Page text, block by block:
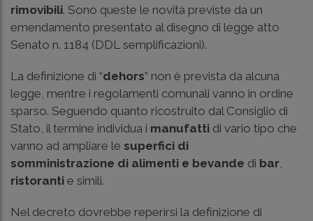
rimovibili. Sono queste le novità previste da un
emendamento presentato al disegno di legge atto
Senato n. 1184 (DDL semplificazioni).
La definizione di “dehors” non è prevista da alcuna
legge, mentre i regolamenti comunali vanno in ordine
sparso. Seguendo quanto ricostruito dal Consiglio di
Stato, il termine individua i manufatti di vario tipo che
vanno ad ampliare le superfici di
somministrazione di alimenti e bevande di bar
ristoranti e simili.
Nel decreto dovrebbe reperirsi la definizione di